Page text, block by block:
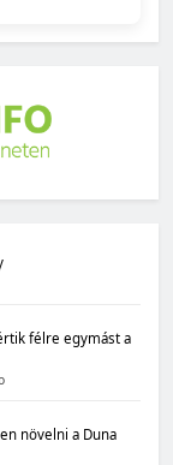
félre egymást a
növelni a Duna